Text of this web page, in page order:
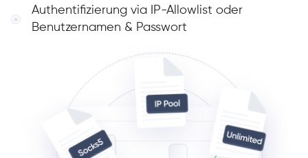
Authentifizierung via IP-Allowlist oder
Benutzernamen & Passwort